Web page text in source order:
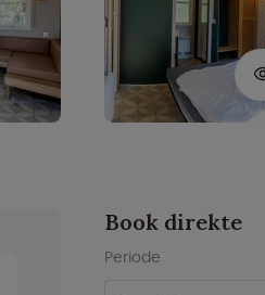
Book direkte
Periode